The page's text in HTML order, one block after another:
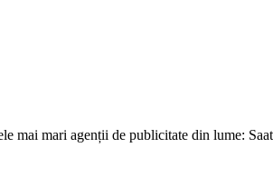
mai mari agenții de publicitate din lume: